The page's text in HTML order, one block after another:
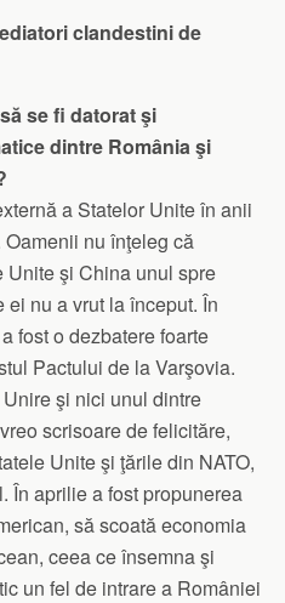
clandestini de
se fi datorat şi
dintre România şi
a Statelor Unite în anii
Oamenii nu înţeleg că
Unite şi China unul spre
nu a vrut la început. În
fost o dezbatere foarte
Pactului de la Varşovia.
şi nici unul dintre
scrisoare de felicităre,
Unite şi ţările din NATO,
În aprilie a fost propunerea
să scoată economia
ceea ce însemna şi
un fel de intrare a României